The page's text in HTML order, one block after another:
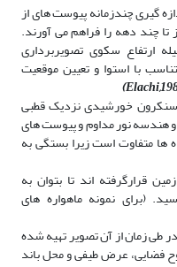
‏گیرى چندزمانه پیوست ه‏اى از
چند دهه را فراهم مى‏ آورند.
ارتفاع سکوى تصویربردارى
با استوا و تعیین موقعیت
)
سنکرون خورشیدى نزدیک قطبى
و هندسه نور مداوم و پیوست ه‏اى
متفاوت است زیرا بستگى به
قرارگرفته ‏اند تا بتوان به
(براى نمونه ماهواره ‏هاى
طى زمان از آن تصویر تهیه شده
عرض طیفى و محل باند